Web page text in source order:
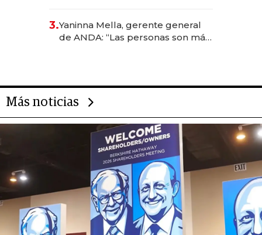
anticipación y prepara apertura
3.Yaninna Mella, gerente general
de ANDA: “Las personas son más
Más noticias